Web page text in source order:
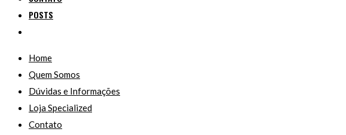
POSTS
Home
Quem Somos
Dúvidas e Informações
Loja Specialized
Contato